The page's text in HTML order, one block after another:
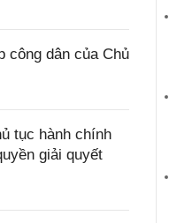
công dân của Chủ
tục hành chính
giải quyết